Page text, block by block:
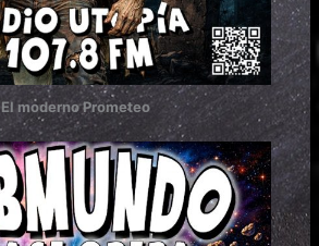
El moderno Prometeo